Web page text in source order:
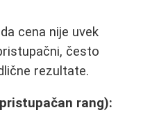
cena nije uvek
često
rezultate.
rang):